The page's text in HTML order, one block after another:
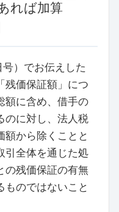
れば加算
）でお伝えした
残価保証額」につ
額に含め、借手の
のに対し、法人税
額から除くことと
引全体を通じた処
の残価保証の有無
ものではないこと